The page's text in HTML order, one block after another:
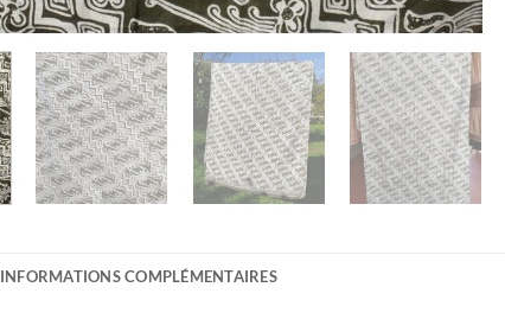
INFORMATIONS COMPLÉMENTAIRES